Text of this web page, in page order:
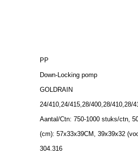
PP
Down-Locking pomp
GOLDRAIN
24/410,24/415,28/400,28/410,28/
Aantal/Ctn: 750-1000 stuks/ctn,
(cm): 57x33x39CM, 39x39x32
304.316